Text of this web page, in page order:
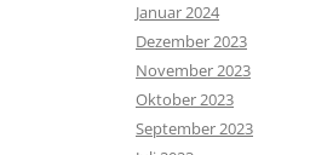
Januar 2024
Dezember 2023
November 2023
Oktober 2023
September 2023